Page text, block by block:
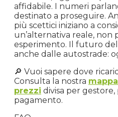
affidabile. I numeri
destinato a proseguire.
più scettici iniziano a
un’alternativa reale, non
esperimento. Il futuro
anche dalle autostrade:
🔎 Vuoi sapere dove
Consulta la nostra
prezzi divisa per
pagamento.